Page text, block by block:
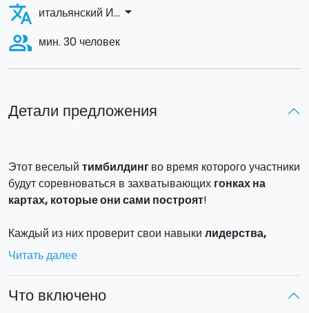
Детали предложения
Этот веселый тимбилдингво время которого участники
будут соревноваться в захватывающих гонках на
картах, которые они сами построят!
Каждый из них проверит свои навыки лидерства,
общения, стратегии и управления временем
оснащены переработанными материалами (картон,
Читать далее
Что включено
translate итальянский И... arrow_drop_down
people_alt мин. 30 человек